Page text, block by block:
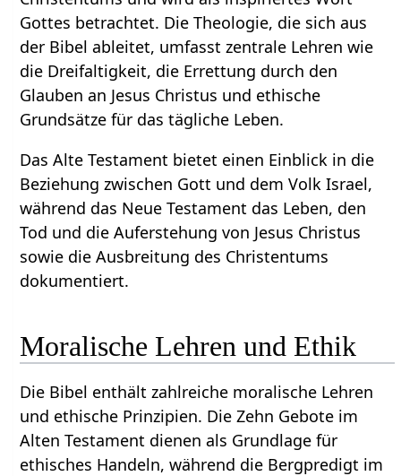
Gottes betrachtet. Die Theologie, die sich aus
der Bibel ableitet, umfasst zentrale Lehren wie
die Dreifaltigkeit, die Errettung durch den
Glauben an Jesus Christus und ethische
Grundsätze für das tägliche Leben.
Das Alte Testament bietet einen Einblick in die
Beziehung zwischen Gott und dem Volk Israel,
während das Neue Testament das Leben, den
Tod und die Auferstehung von Jesus Christus
sowie die Ausbreitung des Christentums
dokumentiert.
Moralische Lehren und Ethik
Die Bibel enthält zahlreiche moralische Lehren
und ethische Prinzipien. Die Zehn Gebote im
Alten Testament dienen als Grundlage für
ethisches Handeln, während die Bergpredigt im